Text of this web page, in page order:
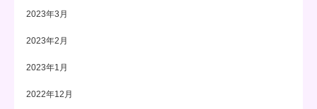
2023年3月
2023年2月
2023年1月
2022年12月